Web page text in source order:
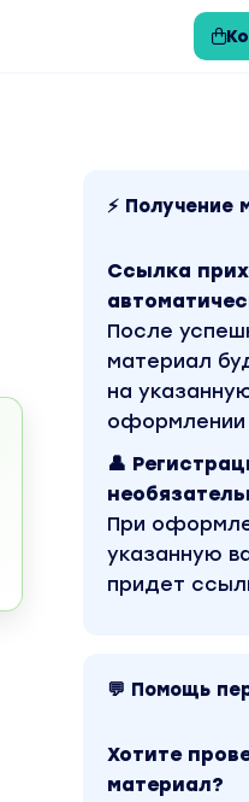
⚡ Получение
Ссылка
После
материал
на
оформлении
👤
При
указанную
придет
💬 Помощь
Хотите
материал?